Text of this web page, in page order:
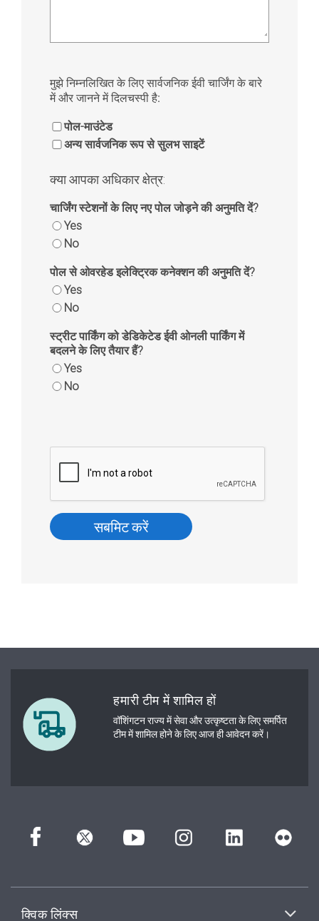
मुझे निम्नलिखित के लिए सार्वजनिक ईवी चार्जिंग के बारे
में और जानने में दिलचस्पी है:
पोल-माउंटेड
अन्य सार्वजनिक रूप से सुलभ साइटें
क्या आपका अधिकार क्षेत्र:
चार्जिंग स्टेशनों के लिए नए पोल जोड़ने की अनुमति दें?
Yes
No
पोल से ओवरहेड इलेक्ट्रिक कनेक्शन की अनुमति दें?
Yes
No
स्ट्रीट पार्किंग को डेडिकेटेड ईवी ओनली पार्किंग में
बदलने के लिए तैयार हैं?
Yes
No
हमारी टीम में शामिल हों
वॉशिंगटन राज्य में सेवा और उत्कृष्टता के लिए समर्पित
टीम में शामिल होने के लिए आज ही आवेदन करें।
क्विक लिंक्स